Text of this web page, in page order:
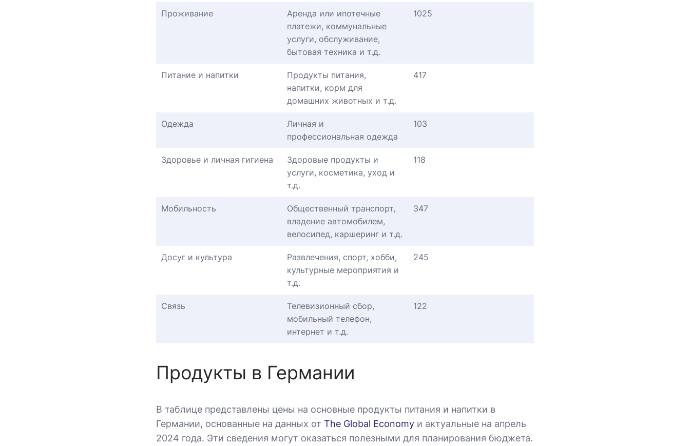
Проживание
Аренда или ипотечные
платежи, коммунальные
услуги, обслуживание,
бытовая техника и т.д.
1025
Питание и напитки
Продукты питания,
напитки, корм для
домашних животных и т.д.
417
Одежда
Личная и
профессиональная одежда
103
Здоровье и личная гигиена
Здоровые продукты и
услуги, косметика, уход и
т.д.
118
Мобильность
Общественный транспорт,
владение автомобилем,
велосипед, каршеринг и т.д.
347
Досуг и культура
Развлечения, спорт, хобби,
культурные мероприятия и
т.д.
245
Связь
Телевизионный сбор,
мобильный телефон,
интернет и т.д.
122
Продукты в Германии
В таблице представлены цены на основные продукты питания и напитки в
Германии, основанные на данных от The Global Economy и актуальные на апрель
2024 года. Эти сведения могут оказаться полезными для планирования бюджета.